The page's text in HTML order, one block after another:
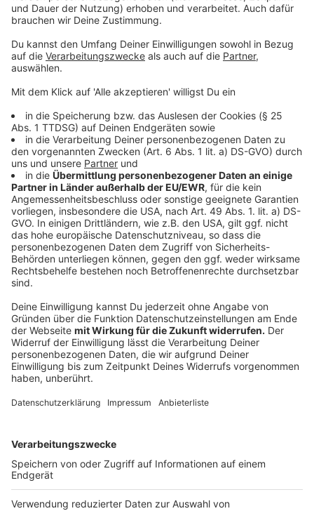
Airports.
Anzeige
Weitere Infos und Links zum Thema:
Anzeige
Kerosin-Versorgung am Flughafen Düsseldorf
gesichert
Stadtbahn zum Flughafen: Betrieb startet am 4.
September
25 Jahre Flughafenseelsorge in Düsseldorf
Anzeige
Folge uns für mehr News & Updates:
Anzeige
Instagram|Facebook|WhatsApp-Kanal